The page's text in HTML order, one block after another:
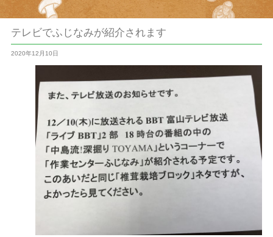
テレビでふじなみが紹介されます
2020年12月10日